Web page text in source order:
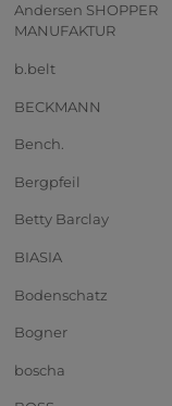
Andersen SHOPPER
MANUFAKTUR
b.belt
BECKMANN
Bench.
Bergpfeil
Betty Barclay
BIASIA
Bodenschatz
Bogner
boscha